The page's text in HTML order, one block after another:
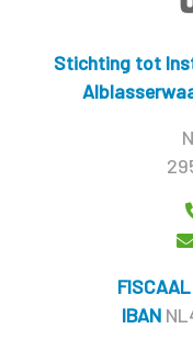
Stichting tot
IBAN